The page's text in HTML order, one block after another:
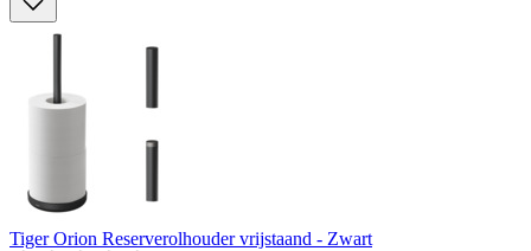
Tiger Orion Reserverolhouder vrijstaand - Zwart